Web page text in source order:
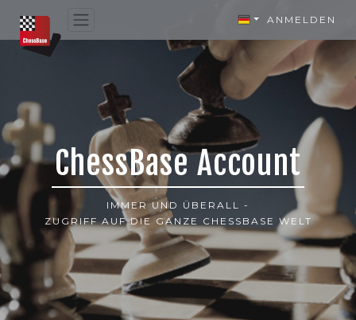
ANMELDEN
ChessBase Account
IMMER UND ÜBERALL -
ZUGRIFF AUF DIE GANZE CHESSBASE WELT